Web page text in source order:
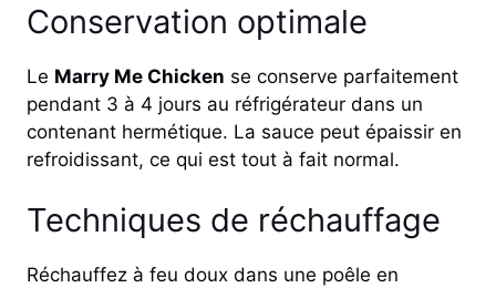
Conservation optimale
Le Marry Me Chicken se conserve parfaitement
pendant 3 à 4 jours au réfrigérateur dans un
contenant hermétique. La sauce peut épaissir en
refroidissant, ce qui est tout à fait normal.
Techniques de réchauffage
Réchauffez à feu doux dans une poêle en